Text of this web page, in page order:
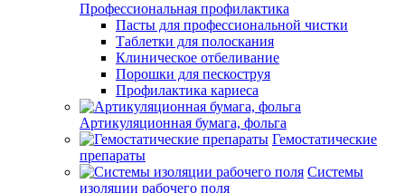
Профессиональная профилактика
Пасты для профессиональной чистки
Таблетки для полоскания
Клиническое отбеливание
Порошки для пескоструя
Профилактика кариеса
Артикуляционная бумага, фольга
Гемостатические
препараты
Системы
изоляции рабочего поля